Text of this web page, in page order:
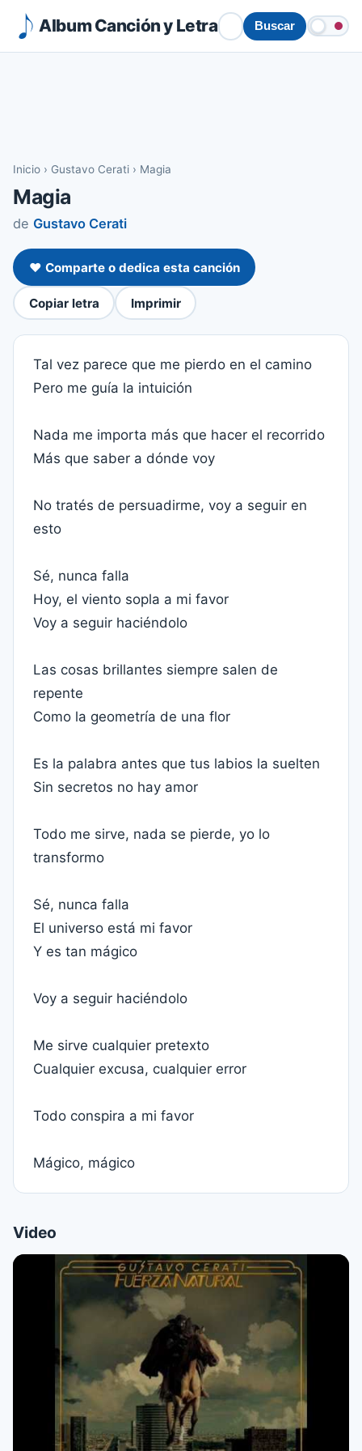
Album Canción y Letra Buscar
Inicio › Gustavo Cerati › Magia
Magia
de Gustavo Cerati
❤️ Comparte o dedica esta canción
Copiar letra Imprimir
Tal vez parece que me pierdo en el camino
Pero me guía la intuición
Nada me importa más que hacer el recorrido
Más que saber a dónde voy
No tratés de persuadirme, voy a seguir en
esto
Sé, nunca falla
Hoy, el viento sopla a mi favor
Voy a seguir haciéndolo
Las cosas brillantes siempre salen de
repente
Como la geometría de una flor
Es la palabra antes que tus labios la suelten
Sin secretos no hay amor
Todo me sirve, nada se pierde, yo lo
transformo
Sé, nunca falla
El universo está mi favor
Y es tan mágico
Voy a seguir haciéndolo
Me sirve cualquier pretexto
Cualquier excusa, cualquier error
Todo conspira a mi favor
Mágico, mágico
Video